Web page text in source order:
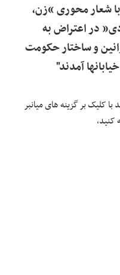
شعار محوری “زن،
در اعتراض به
و ساختار حکومت
آمدند"
کلیک بر گزینه های میانبر